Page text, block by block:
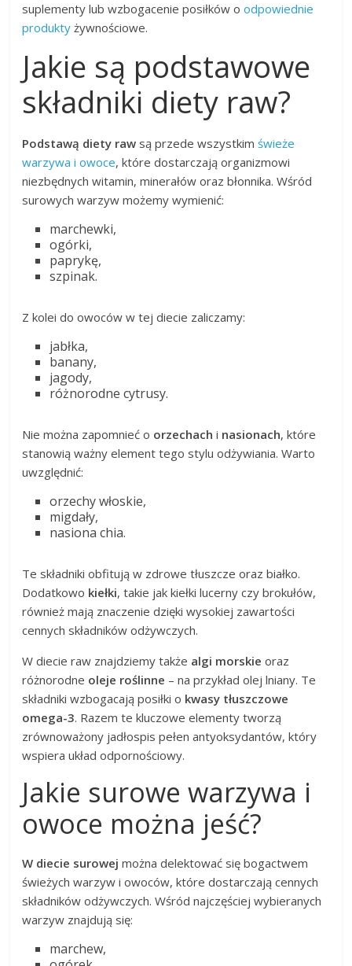
suplementy lub wzbogacenie posiłków oodpowiednie
produkty żywnościowe.
Jakie są podstawowe
składniki diety raw?
Podstawą diety raw są przede wszystkimświeże
warzywa i owoce, które dostarczają organizmowi
niezbędnych witamin, minerałów oraz błonnika. Wśród
surowych warzyw możemy wymienić:
marchewki,
ogórki,
paprykę,
szpinak.
Z kolei do owoców w tej diecie zaliczamy:
jabłka,
banany,
jagody,
różnorodne cytrusy.
Nie można zapomnieć o orzechach i nasionach, które
stanowią ważny element tego stylu odżywiania. Warto
uwzględnić:
orzechy włoskie,
migdały,
nasiona chia.
Te składniki obfitują w zdrowe tłuszcze oraz białko.
Dodatkowo kiełki, takie jak kiełki lucerny czy brokułów,
również mają znaczenie dzięki wysokiej zawartości
cennych składników odżywczych.
W diecie raw znajdziemy także algi morskie oraz
różnorodne oleje roślinne – na przykład olej lniany. Te
składniki wzbogacają posiłki o kwasy tłuszczowe
omega-3. Razem te kluczowe elementy tworzą
zrównoważony jadłospis pełen antyoksydantów, który
wspiera układ odpornościowy.
Jakie surowe warzywa i
owoce można jeść?
W diecie surowej można delektować się bogactwem
świeżych warzyw i owoców, które dostarczają cennych
składników odżywczych. Wśród najczęściej wybieranych
warzyw znajdują się:
marchew,